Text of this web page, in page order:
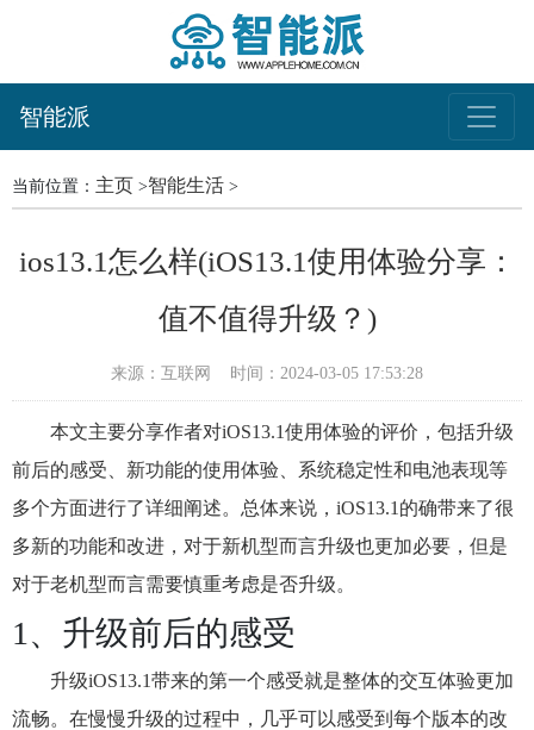
智能派
当前位置： 主页 >智能生活 >
ios13.1怎么样(iOS13.1使用体验分享：
值不值得升级？)
来源：互联网 时间：2024-03-05 17:53:28
本文主要分享作者对iOS13.1使用体验的评价，包括升级
前后的感受、新功能的使用体验、系统稳定性和电池表现等
多个方面进行了详细阐述。总体来说，iOS13.1的确带来了很
多新的功能和改进，对于新机型而言升级也更加必要，但是
对于老机型而言需要慎重考虑是否升级。
1、升级前后的感受
升级iOS13.1带来的第一个感受就是整体的交互体验更加
流畅。在慢慢升级的过程中，几乎可以感受到每个版本的改